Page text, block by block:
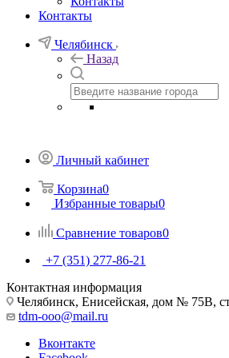
Контакты
Челябинск
Назад
Личный кабинет
Корзина0
Избранные товары0
Сравнение товаров0
+7 (351) 277-86-21
Контактная информация
Челябинск, Енисейская, дом № 75В,
tdm-ooo@mail.ru
Вконтакте